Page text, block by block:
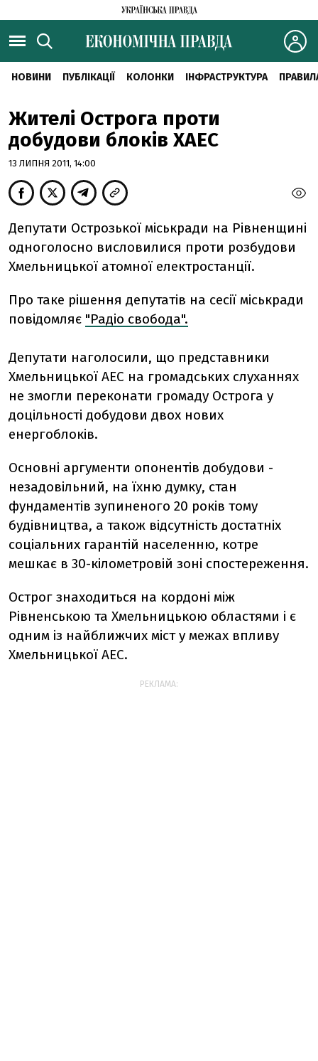
НОВИНИ ПУБЛІКАЦІЇ КОЛОНКИ ІНФРАСТРУКТУРА
Жителі Острога проти
добудови блоків ХАЕС
13 ЛИПНЯ 2011, 14:00
Депутати Острозької міськради на Рівненщині
одноголосно висловилися проти розбудови
Хмельницької атомної електростанції.
Про таке рішення депутатів на сесії міськради
повідомляє "Радіо свобода".
Депутати наголосили, що представники
Хмельницької АЕС на громадських слуханнях
не змогли переконати громаду Острога у
доцільності добудови двох нових
енергоблоків.
Основні аргументи опонентів добудови -
незадовільний, на їхню думку, стан
фундаментів зупиненого 20 років тому
будівництва, а також відсутність достатніх
соціальних гарантій населенню, котре
мешкає в 30-кілометровій зоні спостереження.
Острог знаходиться на кордоні між
Рівненською та Хмельницькою областями і є
одним із найближчих міст у межах впливу
Хмельницької АЕС.
РЕКЛАМА: